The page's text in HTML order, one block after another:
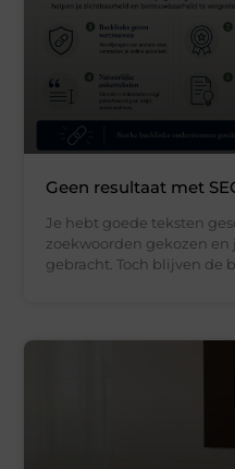
Geen resultaat met
Je hebt goede teksten
zoekwoorden gekozen
gebracht. Toch blijven de